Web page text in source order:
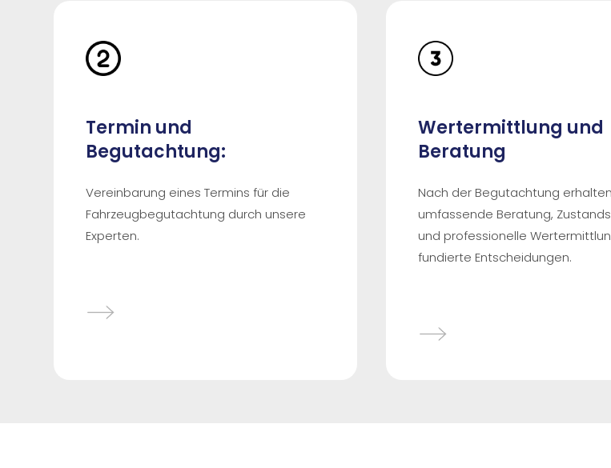
Termin und
Begutachtung:
Vereinbarung eines Termins für die
Fahrzeugbegutachtung durch unsere
Experten.
Wertermittlung und
Beratung
Nach der Begutachtung
umfassende Beratung,
und professionelle
fundierte Entscheidungen.